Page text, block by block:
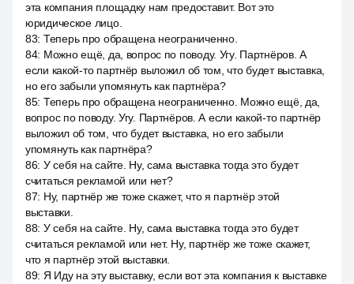
эта компания площадку нам предоставит. Вот это
юридическое лицо.
83: Теперь про обращена неограниченно.
84: Можно ещё, да, вопрос по поводу. Угу. Партнёров. А
если какой-то партнёр выложил об том, что будет выставка,
но его забыли упомянуть как партнёра?
85: Теперь про обращена неограниченно. Можно ещё, да,
вопрос по поводу. Угу. Партнёров. А если какой-то партнёр
выложил об том, что будет выставка, но его забыли
упомянуть как партнёра?
86: У себя на сайте. Ну, сама выставка тогда это будет
считаться рекламой или нет?
87: Ну, партнёр же тоже скажет, что я партнёр этой
выставки.
88: У себя на сайте. Ну, сама выставка тогда это будет
считаться рекламой или нет. Ну, партнёр же тоже скажет,
что я партнёр этой выставки.
89: Я Иду на эту выставку, если вот эта компания к выставке